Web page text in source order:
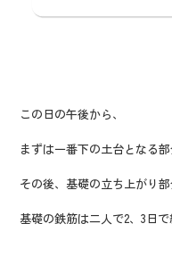
この日の午後から、
まずは一番下の土台となる
その後、基礎の立ち上がり
基礎の鉄筋は二人で2、3日で